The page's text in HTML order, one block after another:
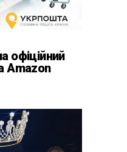
офіційний
Amazon